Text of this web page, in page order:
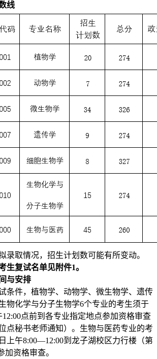
线
取情况，招生计划数可能有所变动。
复试名单见附件1。
与安排
件，植物学、动物学、微生物学、遗传
物化学与分子生物学6个专业的考生须于
12:00点前到各专业指定地点参加资格审查
点秘书老师通知）。生物与医药专业的考
上午8:00—12:00到龙子湖校区力行楼（第
加资格审查。